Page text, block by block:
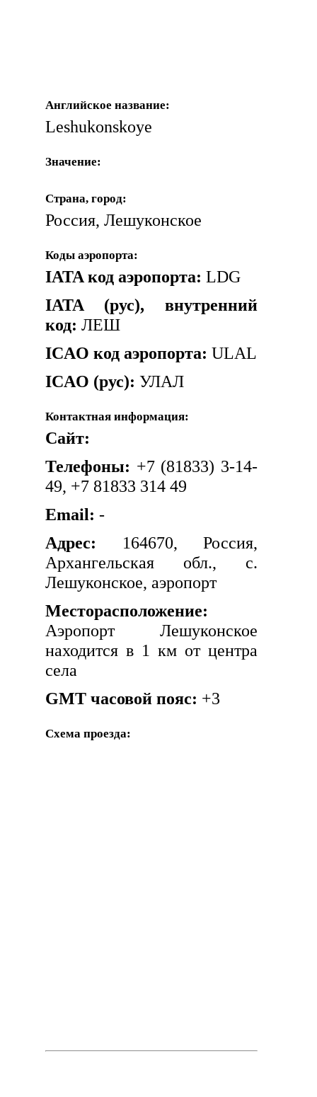
Английское название:
Leshukonskoye
Значение:
Страна, город:
Россия, Лешуконское
Коды аэропорта:
IATA код аэропорта: LDG
IATA (рус), внутренний
код: ЛЕШ
ICAO код аэропорта: ULAL
ICAO (рус): УЛАЛ
Контактная информация:
Сайт:
Телефоны: +7 (81833) 3-14-
49, +7 81833 314 49
Email: -
Адрес: 164670, Россия,
Архангельская обл., с.
Лешуконское, аэропорт
Месторасположение:
Аэропорт Лешуконское
находится в 1 км от центра
села
GMT часовой пояс: +3
Схема проезда: